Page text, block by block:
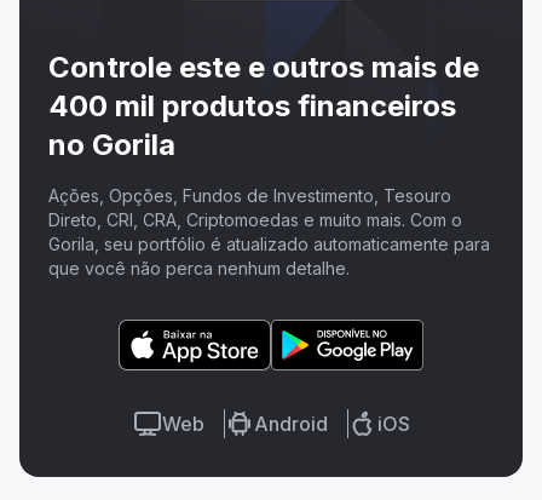
Controle este e outros mais de
400 mil produtos financeiros
no Gorila
Ações, Opções, Fundos de Investimento, Tesouro
Direto, CRI, CRA, Criptomoedas e muito mais. Com o
Gorila, seu portfólio é atualizado automaticamente para
que você não perca nenhum detalhe.
Web Android iOS